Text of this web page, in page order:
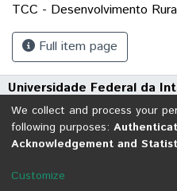
TCC - Desenvolvimento
Full item page
Universidade Federal da
Avenida Tarquínio Joslin dos
CEP: 85870-650 |
DSpace software
We collect and process your
following purposes:
Acknowledgement and
Customize